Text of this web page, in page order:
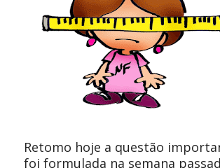
Retomo hoje a questão
foi formulada na semana